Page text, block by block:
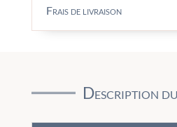
Frais de livraison
Description